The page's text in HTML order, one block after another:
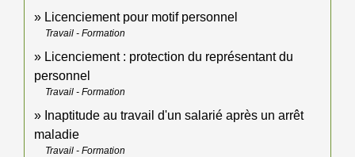
Licenciement pour motif personnel
Travail - Formation
Licenciement : protection du représentant du
personnel
Travail - Formation
Inaptitude au travail d'un salarié après un arrêt
maladie
Travail - Formation